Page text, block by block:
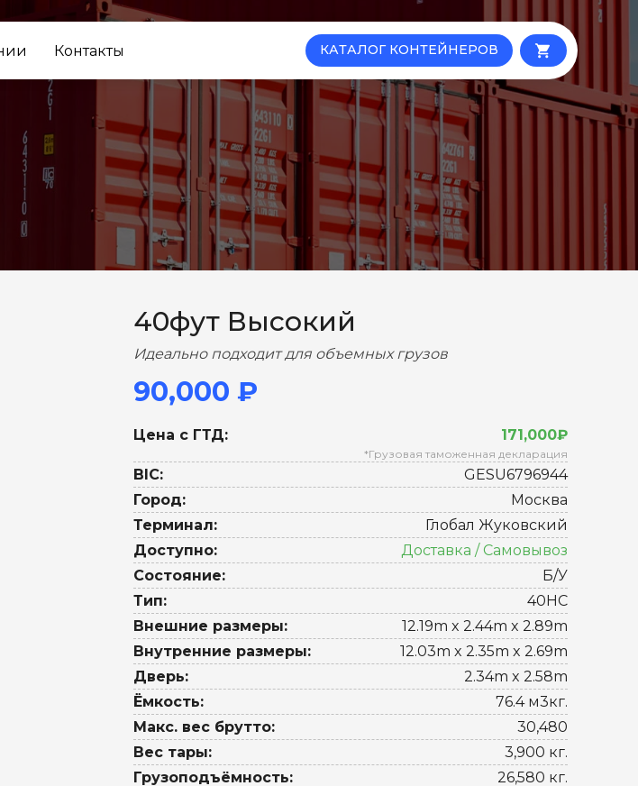
Контакты КАТАЛОГ КОНТЕЙНЕРОВ local_grocery_store
40фут Высокий
Идеально подходит для объемных грузов
90,000 ₽
Цена с ГТД: 171,000₽
*Грузовая таможенная декларация
BIC:
GESU6796944
Город:
Москва
Терминал:
Глобал Жуковский
Доступно:
Доставка / Самовывоз
Состояние:
Б/У
Тип:
40HC
Внешние размеры:
12.19m x 2.44m x 2.89m
Внутренние размеры:
12.03m x 2.35m x 2.69m
Дверь:
2.34m x 2.58m
Ёмкость:
76.4 м3кг.
Макс. вес брутто:
30,480
Вес тары:
3,900 кг.
Грузоподъёмность:
26,580 кг.